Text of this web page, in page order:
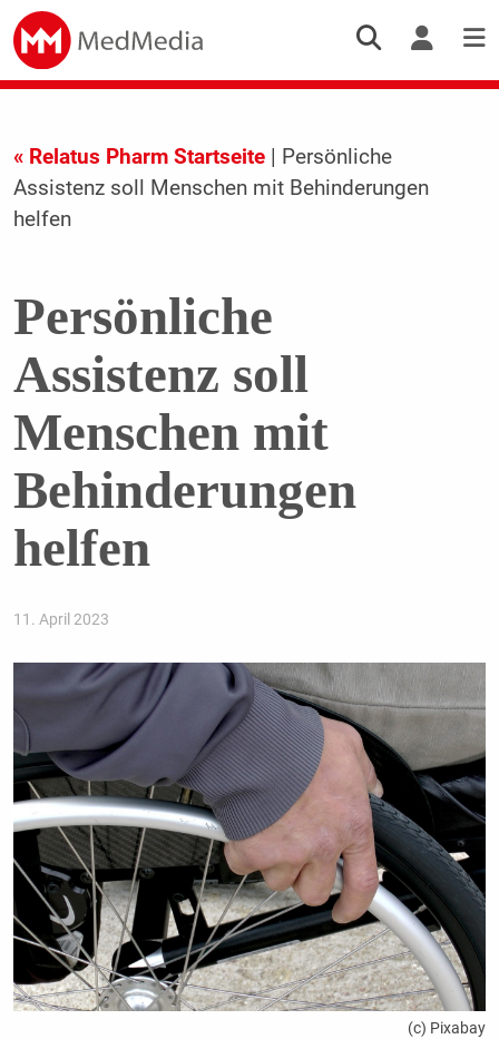
« Relatus Pharm Startseite| Persönliche
Assistenz soll Menschen mit Behinderungen
helfen
Persönliche
Assistenz soll
Menschen mit
Behinderungen
helfen
11. April 2023
(c) Pixabay